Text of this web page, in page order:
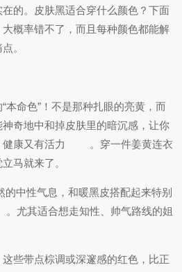
的。皮肤黑适合穿什么颜色？下面
概率错不了，而且每种颜色都能解
。
本命色”！不是那种扎眼的亮黄，而
奇地中和掉皮肤里的暗沉感，让你
康又有活力
。穿一件姜黄连衣
马就来了。
的中性气息，和暖黑皮搭配起来特别
。尤其适合想走知性、帅气路线的姐
这些带点棕调或深邃感的红色，比正